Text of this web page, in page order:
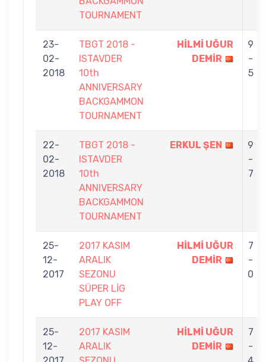
TOURNAMENT
23-
02-
2018
TBGT 2018 -
ISTAVDER
10th
ANNIVERSARY
BACKGAMMON
TOURNAMENT
HİLMİ UĞUR
DEMİR
9
-
5
22-
02-
2018
TBGT 2018 -
ISTAVDER
10th
ANNIVERSARY
BACKGAMMON
TOURNAMENT
ERKUL ŞEN
9
-
7
25-
12-
2017
2017 KASIM
ARALIK
SEZONU
SÜPER LİG
PLAY OFF
HİLMİ UĞUR
DEMİR
7
-
0
25-
12-
2017 KASIM
ARALIK
HİLMİ UĞUR
DEMİR
7
-